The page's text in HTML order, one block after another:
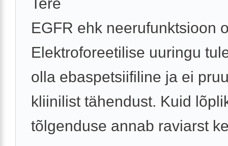
EGFR ehk neerufunktsioon
Elektroforeetilise uuringu
olla ebaspetsiifiline ja ei
kliinilist tähendust. Kuid
tõlgenduse annab raviarst